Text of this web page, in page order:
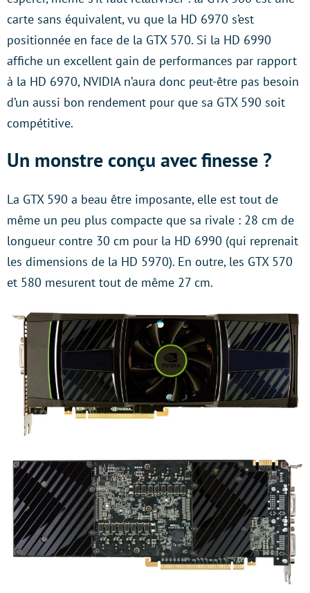
carte sans équivalent, vu que la HD 6970 s’est
positionnée en face de la GTX 570. Si la HD 6990
affiche un excellent gain de performances par rapport
à la HD 6970, NVIDIA n’aura donc peut-être pas besoin
d’un aussi bon rendement pour que sa GTX 590 soit
compétitive.
Un monstre conçu avec finesse ?
La GTX 590 a beau être imposante, elle est tout de
même un peu plus compacte que sa rivale : 28 cm de
longueur contre 30 cm pour la HD 6990 (qui reprenait
les dimensions de la HD 5970). En outre, les GTX 570
et 580 mesurent tout de même 27 cm.